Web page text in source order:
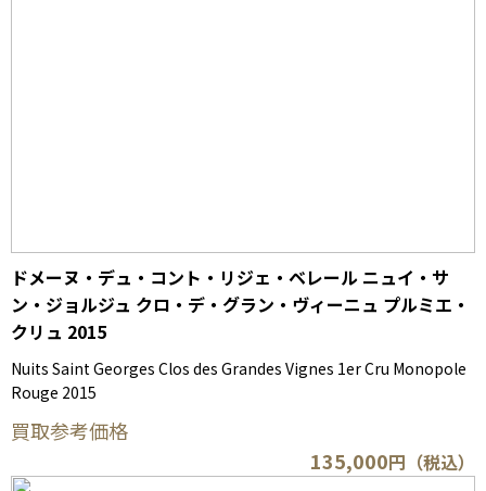
ドメーヌ・デュ・コント・リジェ・ベレール ニュイ・サ
ン・ジョルジュ クロ・デ・グラン・ヴィーニュ プルミエ・
クリュ 2015
Nuits Saint Georges Clos des Grandes Vignes 1er Cru Monopole
Rouge 2015
買取参考価格
135,000円（税込）